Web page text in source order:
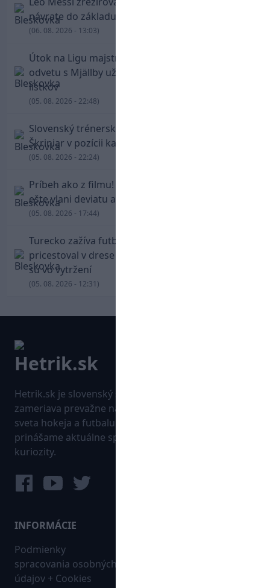
návrate do základu strelil dva góly
(06. 08. 2026 - 13:03)
Útok na Ligu majstrov láka! Slovan hlási na
odvetu s Mjällby už viac ako 13-tisíc predaných
lístkov
(05. 08. 2026 - 22:48)
Slovenský trénerský súboj pre Borbélyho,
Škriniar v pozícii kapitána potiahol Fenerbahce
(05. 08. 2026 - 22:24)
Príbeh ako z filmu! Hrdina Slovana Kianga hral
ešte vlani deviatu anglickú ligu
(05. 08. 2026 - 17:44)
Turecko zažíva futbalové šialenstvo! Salah
pricestoval v drese Trabzonsporu, fanúšikovia
sú vo vytržení
(05. 08. 2026 - 12:31)
Hetrik.sk je slovenský športový portál, ktorý sa
zameriava prevažne na najnovšie informácie zo
sveta hokeja a futbalu. Pravidelne na dennej báze
prinášame aktuálne správy, góly, zaujímavosti a
kuriozity.
INFORMÁCIE
Podmienky
spracovania osobných
údajov + Cookies